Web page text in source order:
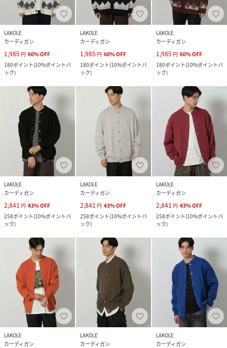
LAKOLE
カーディガン
1,985 円 60%OFF
180ポイント(10%ポイントバ
ック)
LAKOLE
カーディガン
1,985 円 60%OFF
180ポイント(10%ポイントバ
ック)
LAKOLE
カーディガン
1,985 円 60%OFF
180ポイント(10%ポイントバ
ック)
LAKOLE
カーディガン
2,841 円 43%OFF
258ポイント(10%ポイントバ
ック)
LAKOLE
カーディガン
2,841 円 43%OFF
258ポイント(10%ポイントバ
ック)
LAKOLE
カーディガン
2,841 円 43%OFF
258ポイント(10%ポイントバ
ック)
LAKOLE
カーディガン
LAKOLE
カーディガン
LAKOLE
カーディガン